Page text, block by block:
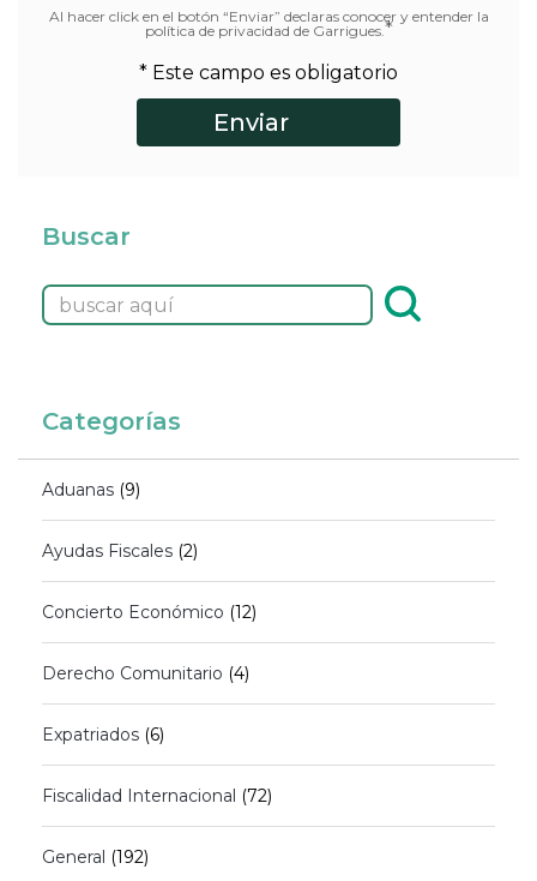
Al hacer click en el botón “Enviar” declaras conocer y entender la
política de privacidad de Garrigues.*
* Este campo es obligatorio
Buscar
Categorías
Aduanas (9)
Ayudas Fiscales (2)
Concierto Económico (12)
Derecho Comunitario (4)
Expatriados (6)
Fiscalidad Internacional (72)
General (192)